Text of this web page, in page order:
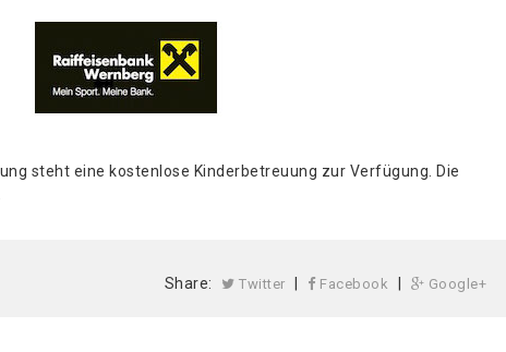
steht eine kostenlose Kinderbetreuung zur Verfügung. Die
Share: Twitter Facebook Google+